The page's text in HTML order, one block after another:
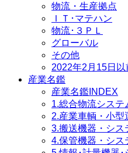
物流・生産拠点
ＩＴ･マテハン
物流･３ＰＬ
グローバル
その他
2022年2月15日
産業名鑑
産業名鑑INDEX
1.総合物流システ
2.産業車輌・小型
3.搬送機器・シス
4.保管機器・シス